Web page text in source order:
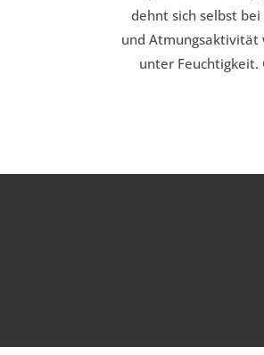
dehnt sich selbst
und Atmungsaktivität
unter Feuchtigkeit.